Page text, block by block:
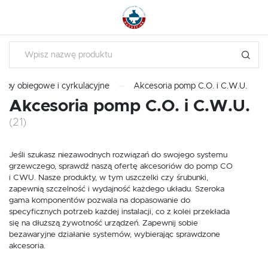
obiegowe i cyrkulacyjne Akcesoria pomp C.O. i C.W.U.
Akcesoria pomp C.O. i C.W.U.
(21)
Jeśli szukasz niezawodnych rozwiązań do swojego systemu
grzewczego, sprawdź naszą ofertę akcesoriów do pomp CO
i CWU. Nasze produkty, w tym uszczelki czy śrubunki,
zapewnią szczelność i wydajność każdego układu. Szeroka
gama komponentów pozwala na dopasowanie do
specyficznych potrzeb każdej instalacji, co z kolei przekłada
się na dłuższą żywotność urządzeń. Zapewnij sobie
bezawaryjne działanie systemów, wybierając sprawdzone
akcesoria.
USTAWIENIA
Szanujemy Twoją prywatność. Możesz zmienić ustawienia
cookies lub zaakceptować je wszystkie. W dowolnym
Niezbędne
Niezbędne pliki cookies służą do prawidłowego funkcjonowania strony
internetowej i umożliwiają Ci komfortowe korzystanie z oferowanych przez
nas usług.
Pliki cookies odpowiadają na podejmowane przez Ciebie działania w celu
m.in. dostosowania Twoich ustawień preferencji prywatności, logowania czy
wypełniania formularzy. Dzięki plikom cookies strona, z której korzystasz,
może działać bez zakłóceń.
Więcej
USTAWIENIA REGIONALNE
Lokalizacja
Polska
polski
Polski złoty (PLN)
ZAPISZ